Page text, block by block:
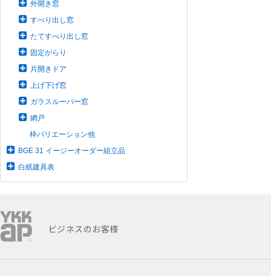
外開き窓
すべり出し窓
たてすべり出し窓
固定がらり
片開きドア
上げ下げ窓
ガラスルーバー窓
網戸
枠バリエーション他
BGE 31 イージーオーダー組立品
白紙建具表
ビジネスのお客様